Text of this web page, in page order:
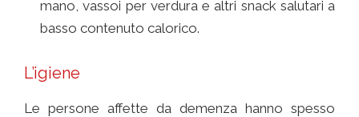
mano, vassoi per verdura e altri snack salutari a
basso contenuto calorico.
L’igiene
Le persone affette da demenza hanno spesso